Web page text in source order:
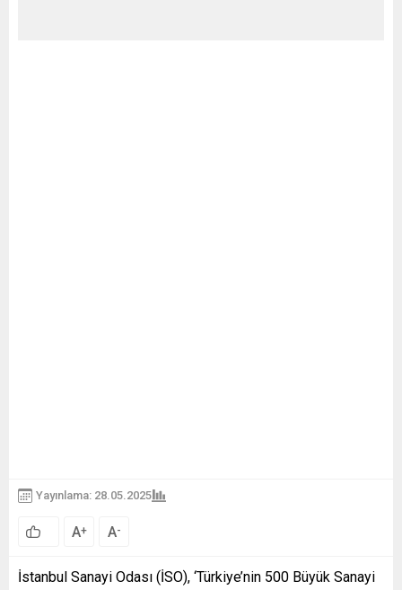
Yayınlama: 28.05.2025
A+ A-
İstanbul Sanayi Odası (İSO), ‘Türkiye’nin 500 Büyük Sanayi